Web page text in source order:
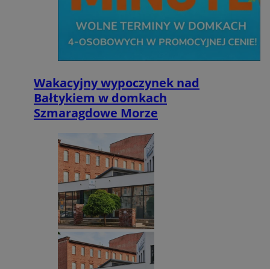
Wakacyjny wypoczynek nad
Bałtykiem w domkach
Szmaragdowe Morze